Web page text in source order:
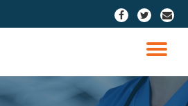
fa-
facebook
fa-
twitter
fa-